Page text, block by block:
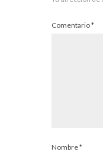
Comentario*
Nombre*